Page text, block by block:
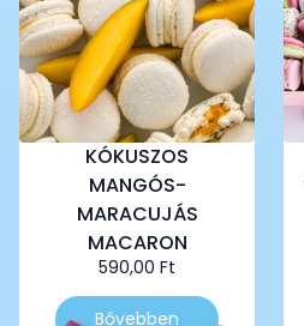
KÓKUSZOS
MANGÓS-
MARACUJÁS
MACARON
590,00 Ft
Bővebben